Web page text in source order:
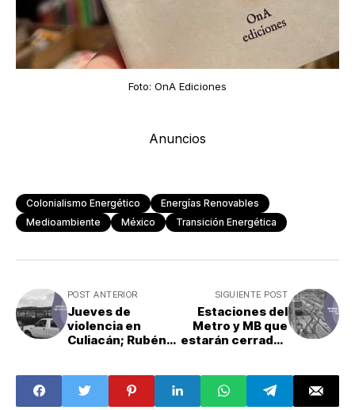
Foto: OnA Ediciones
Anuncios
Colonialismo Energético
Energías Renovables
Medioambiente
México Transición Energética
POST ANTERIOR
Jueves de
violencia en
Culiacán; Rubén
calma
SIGUIENTE POST
Estaciones del
Metro y MB que
estarán cerradas
gobierno